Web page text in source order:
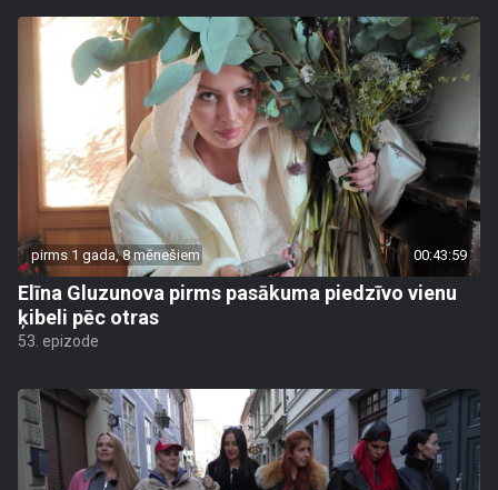
pirms 1 gada, 8 mēnešiem 00:43:59
Elīna Gluzunova pirms pasākuma piedzīvo vienu
ķibeli pēc otras
53. epizode